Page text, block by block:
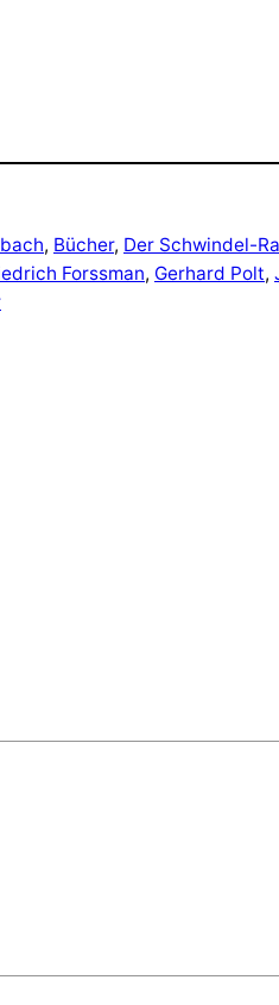
, Bücher, Der Schwindel-
Forssman, Gerhard Polt,